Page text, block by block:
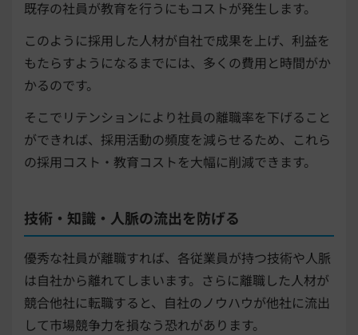
既存の社員が教育を行うにもコストが発生します。
このように採用した人材が自社で成果を上げ、利益を
もたらすようになるまでには、多くの費用と時間がか
かるのです。
そこでリテンションにより社員の離職率を下げること
ができれば、採用活動の頻度を減らせるため、これら
の採用コスト・教育コストを大幅に削減できます。
技術・知識・人脈の流出を防げる
優秀な社員が離職すれば、各従業員が持つ技術や人脈
は自社から離れてしまいます。さらに離職した人材が
競合他社に転職すると、自社のノウハウが他社に流出
して市場競争力を損なう恐れがあります。